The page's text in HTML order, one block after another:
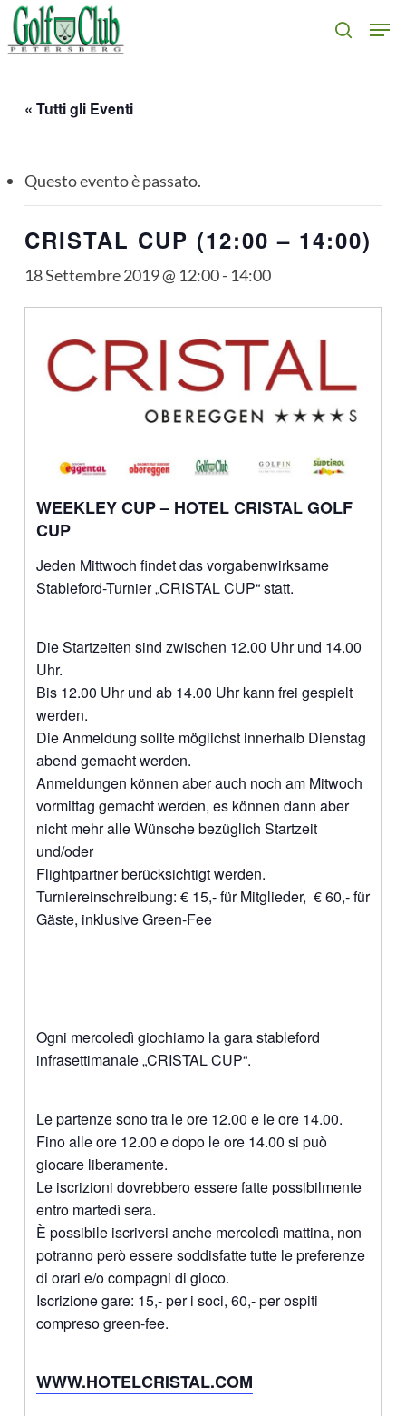
Skip
to
search
« Tutti gli Eventi
Questo evento è passato.
CRISTAL CUP (12:00 – 14:00)
18 Settembre 2019 @ 12:00- 14:00
WEEKLEY CUP – HOTEL CRISTAL GOLF
CUP
Jeden Mittwoch findet das vorgabenwirksame
Stableford-Turnier „CRISTAL CUP“ statt.
Die Startzeiten sind zwischen 12.00 Uhr und 14.00
Uhr.
Bis 12.00 Uhr und ab 14.00 Uhr kann frei gespielt
werden.
Die Anmeldung sollte möglichst innerhalb Dienstag
abend gemacht werden.
Anmeldungen können aber auch noch am Mitwoch
vormittag gemacht werden, es können dann aber
nicht mehr alle Wünsche bezüglich Startzeit
und/oder
Flightpartner berücksichtigt werden.
Turniereinschreibung: € 15,- für Mitglieder, € 60,- für
Gäste, inklusive Green-Fee
Ogni mercoledì giochiamo la gara stableford
infrasettimanale „CRISTAL CUP“.
Le partenze sono tra le ore 12.00 e le ore 14.00.
Fino alle ore 12.00 e dopo le ore 14.00 si può
giocare liberamente.
Le iscrizioni dovrebbero essere fatte possibilmente
entro martedì sera.
È possibile iscriversi anche mercoledì mattina, non
potranno però essere soddisfatte tutte le preferenze
di orari e/o compagni di gioco.
Iscrizione gare: 15,- per i soci, 60,- per ospiti
compreso green-fee.
WWW.HOTELCRISTAL.COM